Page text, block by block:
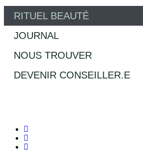
RITUEL BEAUTÉ
JOURNAL
NOUS TROUVER
DEVENIR CONSEILLER.E